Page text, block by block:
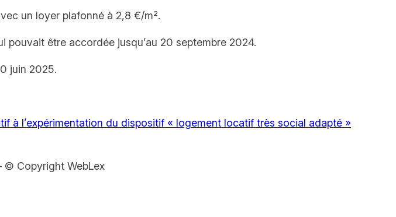
un loyer plafonné à 2,8 €/m².
être accordée jusqu’au 20 septembre 2024.
juin 2025.
à l’expérimentation du dispositif « logement locatif très social adapté »
© Copyright WebLex